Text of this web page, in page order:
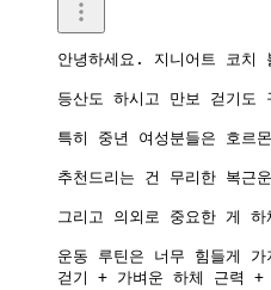
안녕하세요. 지니어트 코치
등산도 하시고 만보 걷기도
특히 중년 여성분들은 호
추천드리는 건 무리한 복근
그리고 의외로 중요한 게
운동 루틴은 너무 힘들게 가
걷기 + 가벼운 하체 근력 +